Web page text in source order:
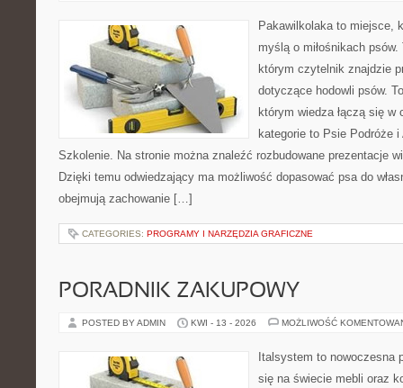
Pakawilkolaka to miejsce,
myślą o miłośnikach
którym czytelnik znajdzie
dotyczące hodowli psów.
którym wiedza łączą się
kategorie to Psie Podróże
Szkolenie. Na stronie można znaleźć rozbudowane prezentacje
Dzięki temu odwiedzający ma możliwość dopasować psa do
obejmują zachowanie […]
CATEGORIES: PROGRAMY I NARZĘDZIA GRAFICZNE
PORADNIK ZAKUPOWY
POSTED BY ADMIN KWI - 13 - 2026 MOŻLIWOŚĆ
Italsystem to nowoczesna
się na świecie mebli oraz